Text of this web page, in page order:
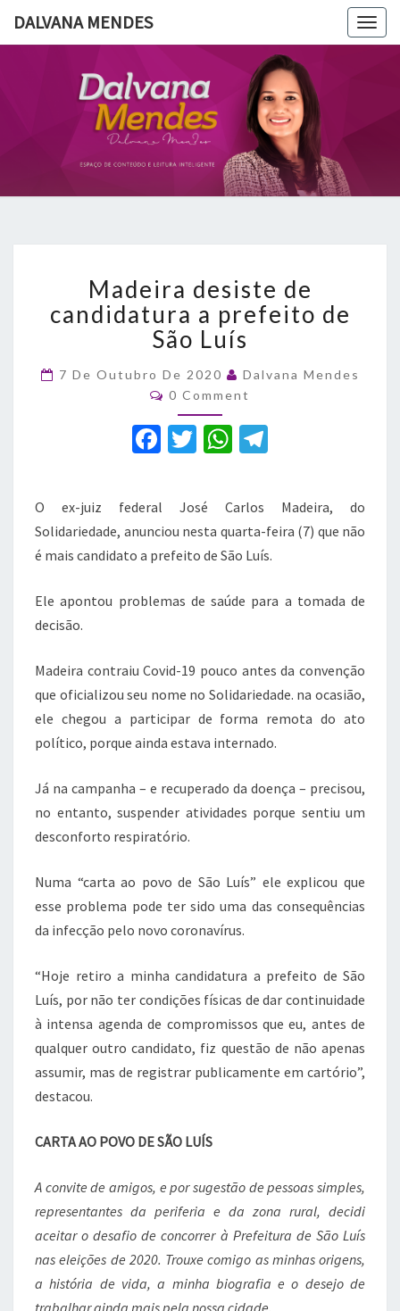
DALVANA MENDES
DALVANA
MENDES
Espaço De
Conteúdo
E Leitura
Inteligente
desiste
de
candidatura
a
prefeito
São
Luís
Madeira desiste de
candidatura a prefeito de
São Luís
7 De Outubro De 2020
Dalvana Mendes
Comments
0 Comment
F
e
b
o
T
it
te
r
W
at
s
A
p
e
gr
O ex-juiz federal José Carlos Madeira, do
Solidariedade, anunciou nesta quarta-feira (7) que não
é mais candidato a prefeito de São Luís.
Ele apontou problemas de saúde para a tomada de
decisão.
Madeira contraiu Covid-19 pouco antes da convenção
que oficializou seu nome no Solidariedade. na ocasião,
ele chegou a participar de forma remota do ato
político, porque ainda estava internado.
Já na campanha – e recuperado da doença – precisou,
no entanto, suspender atividades porque sentiu um
desconforto respiratório.
Numa “carta ao povo de São Luís” ele explicou que
esse problema pode ter sido uma das consequências
da infecção pelo novo coronavírus.
“Hoje retiro a minha candidatura a prefeito de São
Luís, por não ter condições físicas de dar continuidade
à intensa agenda de compromissos que eu, antes de
qualquer outro candidato, fiz questão de não apenas
assumir, mas de registrar publicamente em cartório”,
destacou.
CARTA AO POVO DE SÃO LUÍS
A convite de amigos, e por sugestão de pessoas simples,
representantes da periferia e da zona rural, decidi
aceitar o desafio de concorrer à Prefeitura de São Luís
nas eleições de 2020. Trouxe comigo as minhas origens,
a história de vida, a minha biografia e o desejo de
trabalhar ainda mais pela nossa cidade.